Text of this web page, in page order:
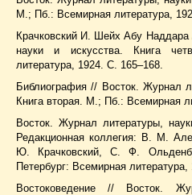
М.; Пб.: Всемирная литература,
Крачковский И. Шейх Абу
науки и искусства. Книга
литература, 1924. С. 165–168.
Библиография // Восток. Журнал
Книга вторая. М.; Пб.: Всемирная
Восток. Журнал литературы,
Редакционная коллегия: В. М.
Ю. Крачковский, С. Ф.
Петербург: Всемирная литература,
Востоковедение // Восток.